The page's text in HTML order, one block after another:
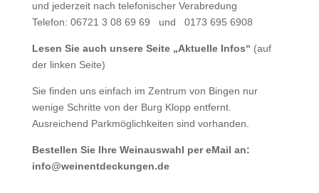
und jederzeit nach telefonischer Verabredung
Telefon: 06721 3 08 69 69 und 0173 695 6908
Lesen Sie auch unsere Seite „Aktuelle Infos“ (auf
der linken Seite)
Sie finden uns einfach im Zentrum von Bingen nur
wenige Schritte von der Burg Klopp entfernt.
Ausreichend Parkmöglichkeiten sind vorhanden.
Bestellen Sie Ihre Weinauswahl per eMail an:
info@weinentdeckungen.de